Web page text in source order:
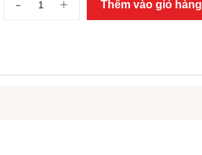
- + Thêm vào giỏ hàng